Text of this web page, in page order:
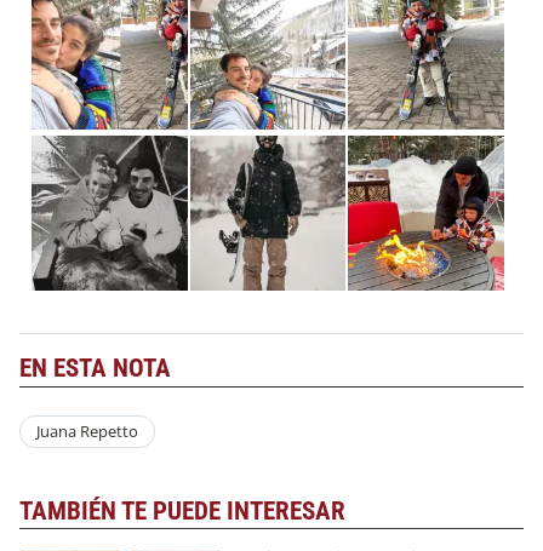
EN ESTA NOTA
Juana Repetto
TAMBIÉN TE PUEDE INTERESAR